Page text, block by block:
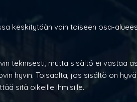
keskitytään vain toiseen osa-
teknisesti, mutta sisältö ei vastaa
hyvin. Toisaalta, jos sisältö on
sitä oikeille ihmisille.